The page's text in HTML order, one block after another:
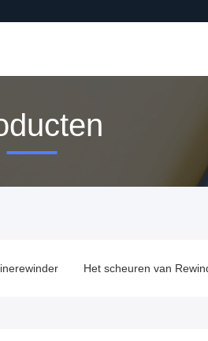
Het scheuren van